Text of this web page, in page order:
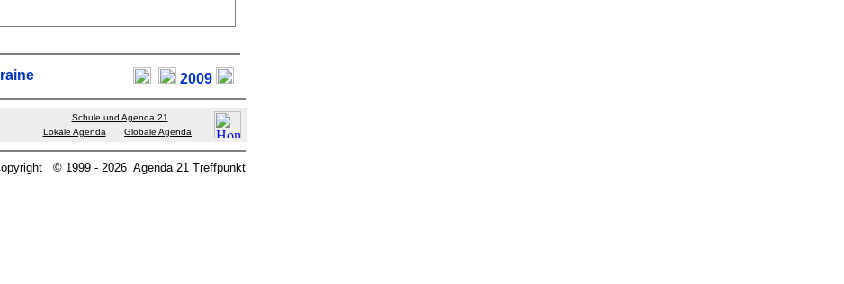
2009
Schule und Agenda 21
Lokale Agenda
Globale Agenda
© 1999 - 2026 Agenda 21 Treffpunkt